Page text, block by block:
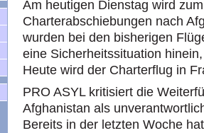
Am heutigen Dienstag wird
Charterabschiebungen nach
wurden bei den bisherigen
eine Sicherheitssituation
Heute wird der Charterflug in
PRO ASYL kritisiert die
Afghanistan als
Bereits in der letzten Woche